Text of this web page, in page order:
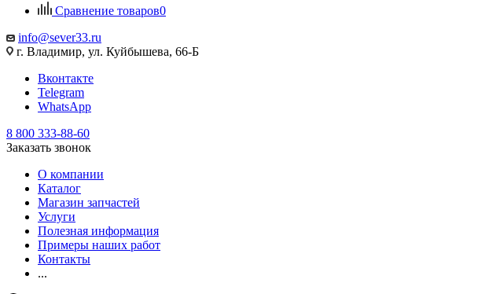
Сравнение товаров0
info@sever33.ru
г. Владимир, ул. Куйбышева, 66-Б
Вконтакте
Telegram
WhatsApp
8 800 333-88-60
Заказать звонок
О компании
Каталог
Магазин запчастей
Услуги
Полезная информация
Примеры наших работ
Контакты
...